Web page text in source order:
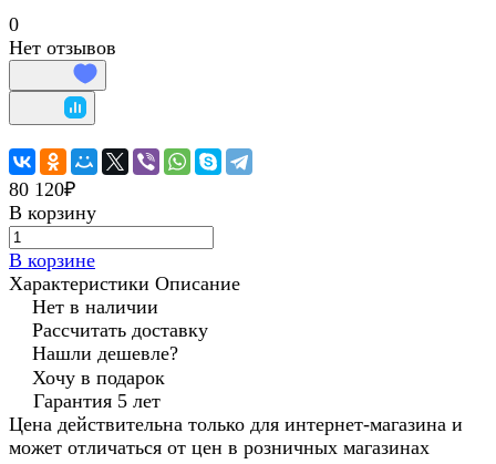
0
Нет отзывов
80 120₽
В корзину
В корзине
Характеристики Описание
Нет в наличии
Рассчитать доставку
Нашли дешевле?
Хочу в подарок
Гарантия 5 лет
Цена действительна только для интернет-магазина и
может отличаться от цен в розничных магазинах